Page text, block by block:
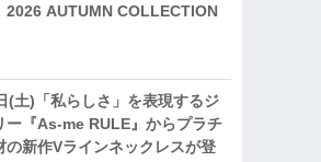
2026 AUTUMN COLLECTION
(土)「私らしさ」を表現するジ
ー『As-me RULE』からプラチ
の新作Vラインネックレスが登